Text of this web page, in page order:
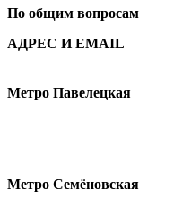
По общим вопросам
АДРЕС И EMAIL
Метро Павелецкая
Метро Семёновская